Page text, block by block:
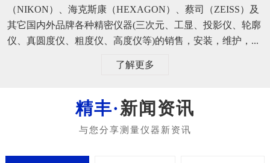
（NIKON）、海克斯康（HEXAGON）、蔡司（ZEISS）及
其它国内外品牌各种精密仪器(三次元、工显、投影仪、轮廓
仪、真圆度仪、粗度仪、高度仪等)的销售，安装，维护，...
了解更多
新闻资讯